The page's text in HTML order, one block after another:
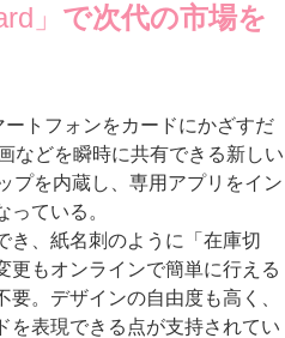
」 で次代の市場を
トフォンをカードにかざすだ
などを瞬時に共有できる新しい
プを内蔵し、専用アプリをイン
ている。
き、紙名刺のように「在庫切
更もオンラインで簡単に行える
。デザインの自由度も高く、
を表現できる点が支持されてい